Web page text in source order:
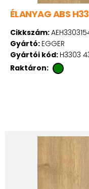
ÉLANYAG ABS
Cikkszám:
Gyártó: EGGER
Gyártói kód: H3303
Raktáron: